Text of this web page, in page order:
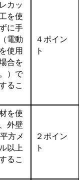
カッ
を使
に手
電動
使用
合を
）で
るこ
４ポイン
ト
を使
外壁
方メ
以上
るこ
２ポイン
ト